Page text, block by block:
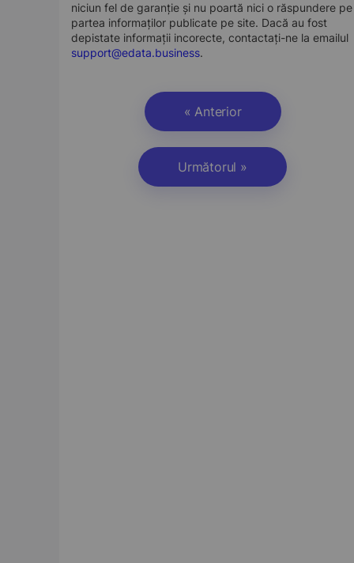
niciun fel de garanție și nu poartă nici o răspundere pe
partea informaților publicate pe site. Dacă au fost
depistate informații incorecte, contactați-ne la emailul
support@edata.business.
« Anterior
Următorul »